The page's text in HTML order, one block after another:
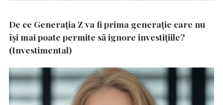
De ce Generația Z va fi prima generație care nu
își mai poate permite să ignore investițiile?
(Investimental)